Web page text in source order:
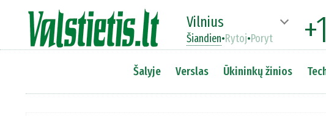
Vilnius
Šiandien•Rytoj•Poryt
Šalyje Verslas Ūkininkų žinios